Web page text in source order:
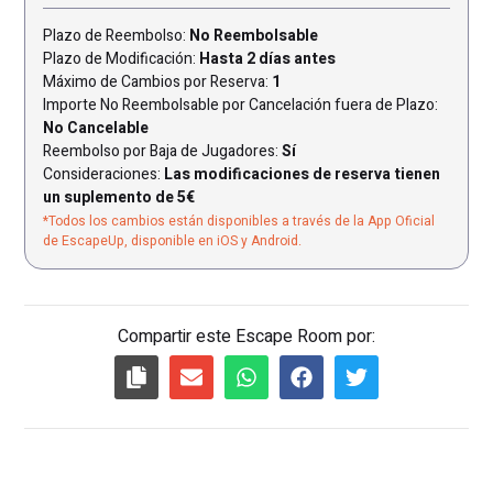
Plazo de Reembolso: No Reembolsable
Plazo de Modificación: Hasta 2 días antes
Máximo de Cambios por Reserva: 1
Importe No Reembolsable por Cancelación fuera de Plazo:
No Cancelable
Reembolso por Baja de Jugadores: Sí
Consideraciones: Las modificaciones de reserva tienen
un suplemento de 5€
*Todos los cambios están disponibles a través de la App Oficial
de EscapeUp, disponible en iOS y Android.
Compartir este Escape Room por: